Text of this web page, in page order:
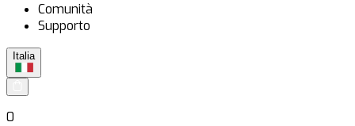
Comunità
Supporto
Italia
0